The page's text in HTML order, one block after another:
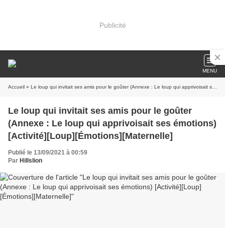
Publicité
MENU
Accueil » Le loup qui invitait ses amis pour le goûter (Annexe : Le loup qui apprivoisait ses émotions) [Activité][Loup][Émotions][Maternelle]
Le loup qui invitait ses amis pour le goûter
(Annexe : Le loup qui apprivoisait ses émotions)
[Activité][Loup][Émotions][Maternelle]
Publié le 13/09/2021 à 00:59
Par Hillslion